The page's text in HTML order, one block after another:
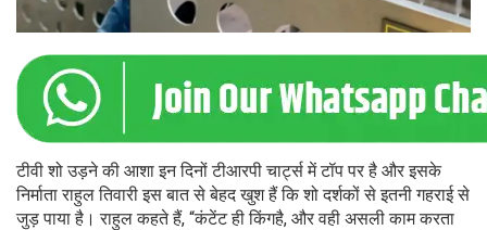
टीवी शो उड़ने की आशा इन दिनों टीआरपी चार्ट्स में टॉप पर है और इसके
निर्माता राहुल तिवारी इस बात से बेहद खुश हैं कि शो दर्शकों से इतनी गहराई से
जुड़ पाया है। राहुल कहते हैं, “कंटेंट ही किंगहै, और वही असली काम करता